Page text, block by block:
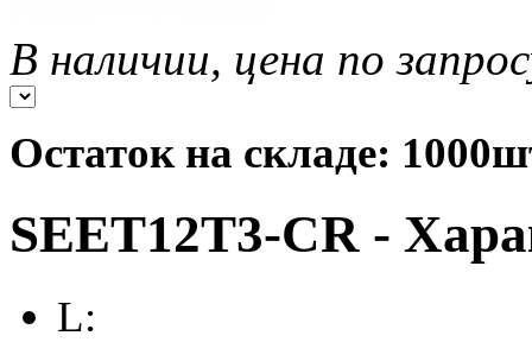
В наличии, цена по
Остаток на складе:
SEET12T3-CR -
L: